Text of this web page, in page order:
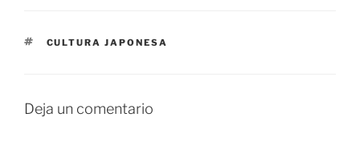
ETIQUETAS
CULTURA JAPONESA
Deja un comentario